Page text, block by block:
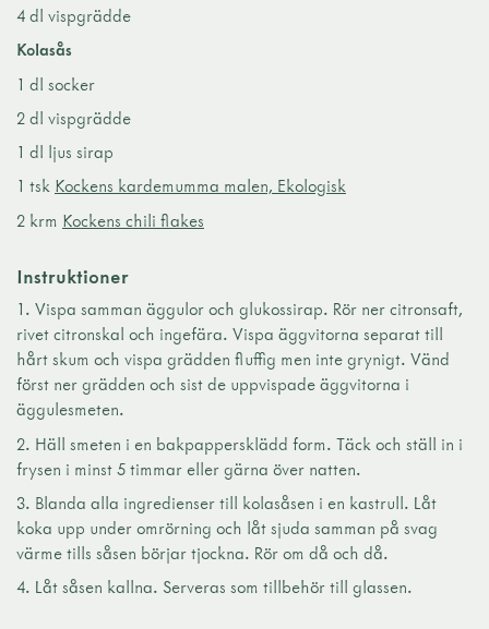
4 dl vispgrädde
Kolasås
1 dl socker
2 dl vispgrädde
1 dl ljus sirap
1 tsk Kockens kardemumma malen, Ekologisk
2 krm Kockens chili flakes
Instruktioner
Vispa samman äggulor och glukossirap. Rör ner citronsaft,
rivet citronskal och ingefära. Vispa äggvitorna separat till
hårt skum och vispa grädden fluffig men inte grynigt. Vänd
först ner grädden och sist de uppvispade äggvitorna i
äggulesmeten.
Häll smeten i en bakpappersklädd form. Täck och ställ in i
frysen i minst 5 timmar eller gärna över natten.
Blanda alla ingredienser till kolasåsen i en kastrull. Låt
koka upp under omrörning och låt sjuda samman på svag
värme tills såsen börjar tjockna. Rör om då och då.
Låt såsen kallna. Serveras som tillbehör till glassen.